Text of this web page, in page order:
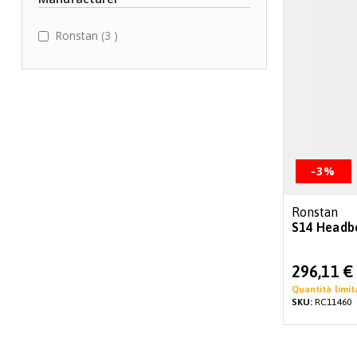
-3%
Ronstan
S14
Special
Price
296,11 €
Quantità
SKU:RC11460
Ronstan 3 items